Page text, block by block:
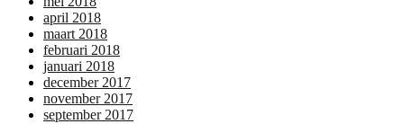
april 2018
maart 2018
februari 2018
januari 2018
december 2017
november 2017
september 2017